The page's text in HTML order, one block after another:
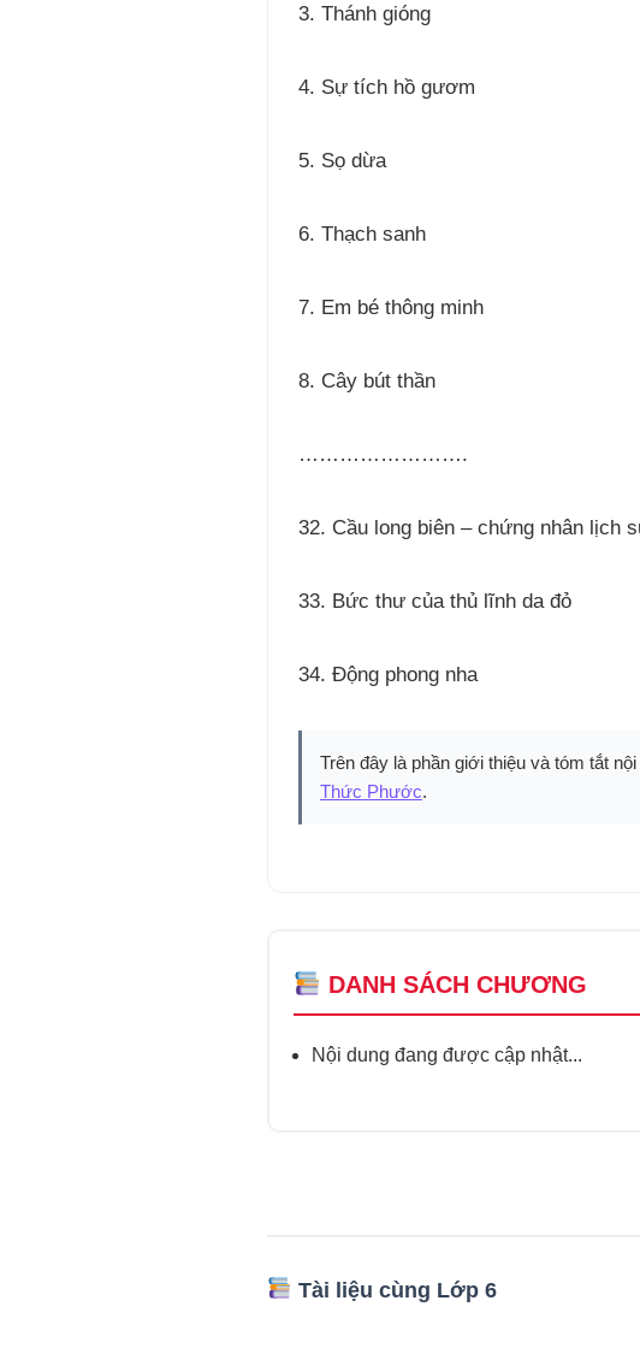
3. Thánh gióng
4. Sự tích hồ gươm
5. Sọ dừa
6. Thạch sanh
7. Em bé thông minh
8. Cây bút thần
…………………….
32. Cầu long biên – chứng nhân lịch
33. Bức thư của thủ lĩnh da đỏ
34. Động phong nha
Trên đây là phần giới thiệu và tóm tắt nội
Thức Phước.
DANH SÁCH CHƯƠNG
Nội dung đang được cập nhật...
Tài liệu cùng Lớp 6